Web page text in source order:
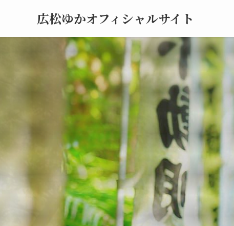
広松ゆかオフィシャルサイト